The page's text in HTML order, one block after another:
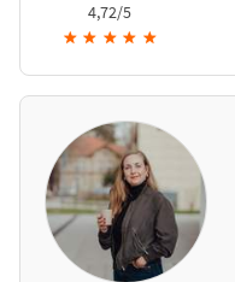
4,72/5
★ ★ ★ ★ ★